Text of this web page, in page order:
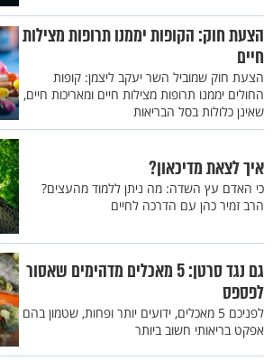
הצעת חוק: הקופות יממנו תרופות מצילות
חיים
הצעת חוק שמוביל השר יעקב ליצמן: קופות
החולים יממנו תרופות מצילות חיים ומאריכות חיים,
שאינן כלולות בסל הבריאות
איך לצאת מדיכאון?
כי האדם עץ השדה: מה ניתן ללמוד מהעצים?
הרב זמיר כהן עם הדרכה לחיים
גם נגד סרטן: 5 מאכלים מדהימים שאסור
לפספס
לפניכם 5 מאכלים, ידועים יותר ופחות, שטמון בהם
אפקט בריאותי חשוב ביותר